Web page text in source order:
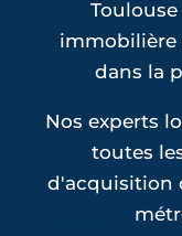
immobilière
dans la
Nos experts
toutes
d'acquisition